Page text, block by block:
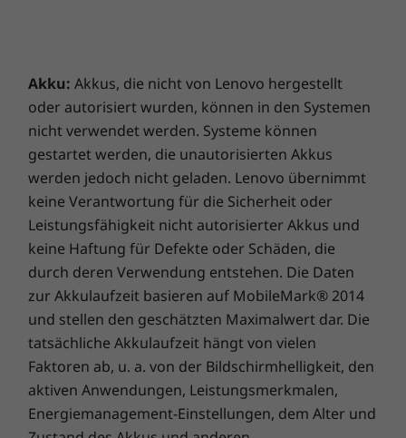
Bilder sicher lokal oder in der Cloud
gespeichert sind.
Akku: Akkus, die nicht von Lenovo hergestellt
oder autorisiert wurden, können in den Systemen
nicht verwendet werden. Systeme können
gestartet werden, die unautorisierten Akkus
werden jedoch nicht geladen. Lenovo übernimmt
keine Verantwortung für die Sicherheit oder
Leistungsfähigkeit nicht autorisierter Akkus und
keine Haftung für Defekte oder Schäden, die
durch deren Verwendung entstehen. Die Daten
zur Akkulaufzeit basieren auf MobileMark® 2014
und stellen den geschätzten Maximalwert dar. Die
tatsächliche Akkulaufzeit hängt von vielen
Faktoren ab, u. a. von der Bildschirmhelligkeit, den
aktiven Anwendungen, Leistungsmerkmalen,
Energiemanagement-Einstellungen, dem Alter und